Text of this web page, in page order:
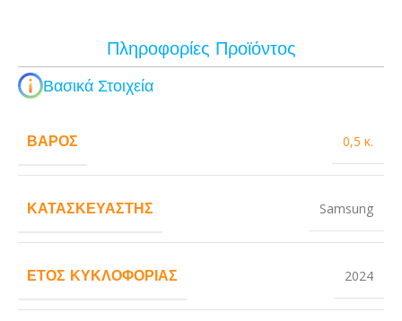
Πληροφορίες Προϊόντος
Βασικά Στοιχεία
ΒΆΡΟΣ 0,5 κ.
ΚΑΤΑΣΚΕΥΑΣΤΉΣ Samsung
ΈΤΟΣ ΚΥΚΛΟΦΟΡΊΑΣ 2024